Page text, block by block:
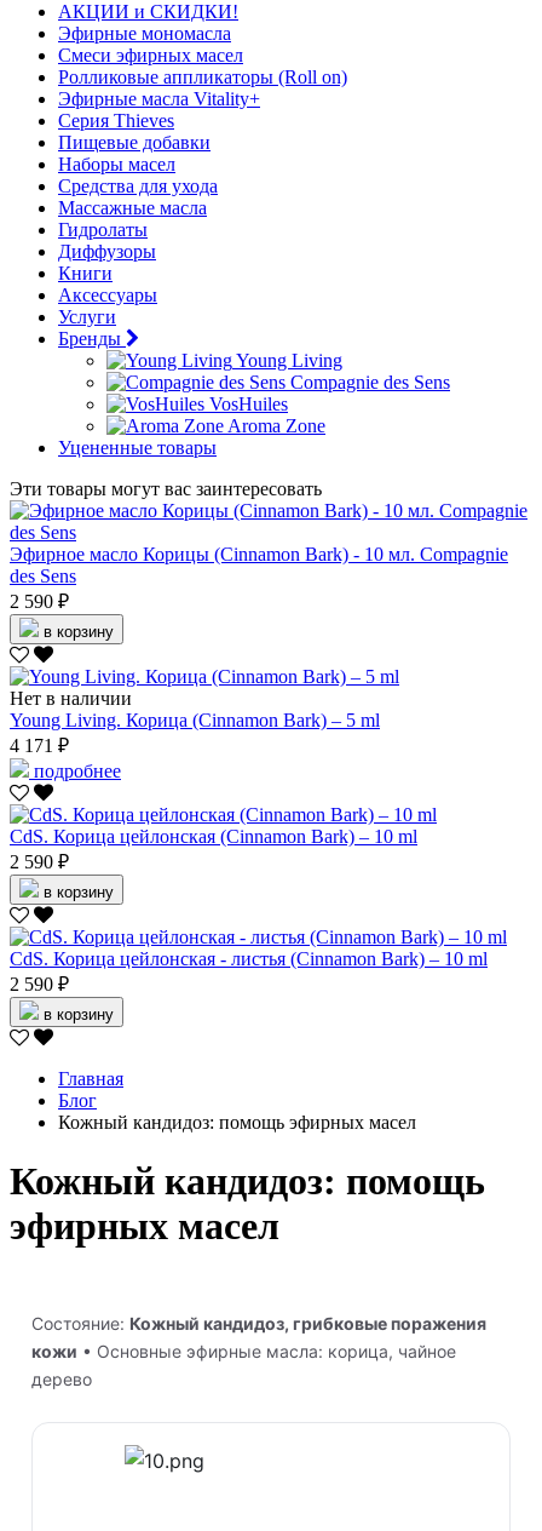
АКЦИИ и СКИДКИ!
Эфирные мономасла
Смеси эфирных масел
Ролликовые аппликаторы (Roll on)
Эфирные масла Vitality+
Серия Thieves
Пищевые добавки
Наборы масел
Средства для ухода
Массажные масла
Гидролаты
Диффузоры
Книги
Аксессуары
Услуги
Бренды
Young Living
Compagnie des Sens
VosHuiles
Aroma Zone
Уцененные товары
Эти товары могут вас заинтересовать
Эфирное масло Корицы (Cinnamon Bark) - 10 мл. Compagnie
des Sens
2 590 ₽
в корзину
Нет в наличии
Young Living. Корица (Cinnamon Bark) – 5 ml
4 171 ₽
подробнее
CdS. Корица цейлонская (Cinnamon Bark) – 10 ml
2 590 ₽
в корзину
CdS. Корица цейлонская - листья (Cinnamon Bark) – 10 ml
2 590 ₽
в корзину
Главная
Блог
Кожный кандидоз: помощь эфирных масел
Кожный кандидоз: помощь
эфирных масел
Состояние: Кожный кандидоз, грибковые поражения
кожи • Основные эфирные масла: корица, чайное
дерево